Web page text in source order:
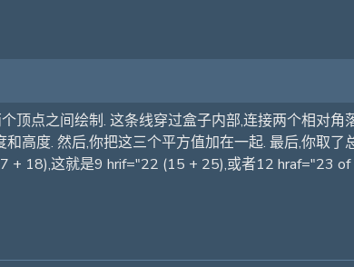
顶点之间绘制. 这条线穿过盒子内部,连接两个相对
高度. 然后,你把这三个平方值加在一起. 最后,你取
+ 18),这就是9 hrif="22 (15 + 25),或者12 hraf="23